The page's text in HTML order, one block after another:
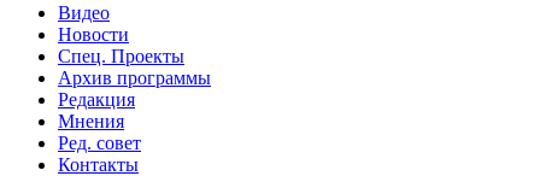
Видео
Новости
Спец. Проекты
Архив программы
Редакция
Мнения
Ред. совет
Контакты